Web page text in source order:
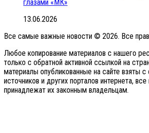
глазами «МК»
13.06.2026
Все самые важные новости © 2026. Все
Любое копирование материалов с нашего
только с обратной активной ссылкой на
материалы опубликованные на сайте взяты
источников и других порталов интернета,
принадлежат их законным владельцам.